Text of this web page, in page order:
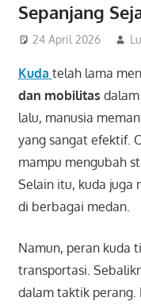
Sepanjang
24 April 2026
Kuda telah lama
dan mobilitas
lalu, manusia
yang sangat efektif.
mampu mengubah
Selain itu, kuda juga
di berbagai medan.
Namun, peran kuda
transportasi.
dalam taktik perang.